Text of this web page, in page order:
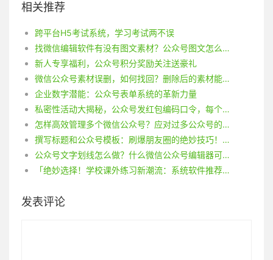
相关推荐
跨平台H5考试系统，学习考试两不误
找微信编辑软件有没有图文素材？公众号图文怎么制作？
新人专享福利，公众号积分奖励关注送豪礼
微信公众号素材误删，如何找回？删除后的素材能恢复吗？
企业数字潜能：公众号表单系统的革新力量
私密性活动大揭秘，公众号发红包编码口令，每个口令独一无二，分享无效！
怎样高效管理多个微信公众号？应对过多公众号的难题！
撰写标题和公众号模板：刷爆朋友圈的绝妙技巧！快速完成攻略揭秘！
公众号文字划线怎么做？什么微信公众号编辑器可以给文字划重点？
「绝妙选择！学校课外练习新潮流：系统软件推荐」
发表评论